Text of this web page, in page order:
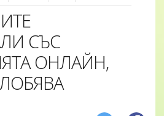
СЪС
ОНЛАЙН,